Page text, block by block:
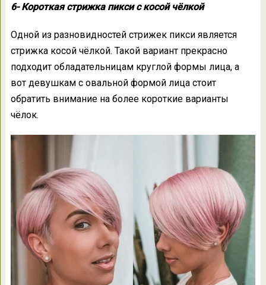
6- Короткая стрижка пикси с косой чёлкой
Одной из разновидностей стрижек пикси является
стрижка косой чёлкой. Такой вариант прекрасно
подходит обладательницам круглой формы лица, а
вот девушкам с овальной формой лица стоит
обратить внимание на более короткие варианты
чёлок.